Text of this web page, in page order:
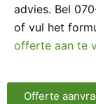
advies. Bel
of vul het
offerte aan te
Offerte